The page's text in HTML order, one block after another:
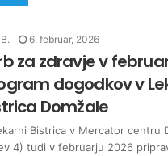
6. februar, 2026
za zdravje v
dogodkov v
Domžale
Bistrica v Mercator centru
4) tudi v februarju 2026